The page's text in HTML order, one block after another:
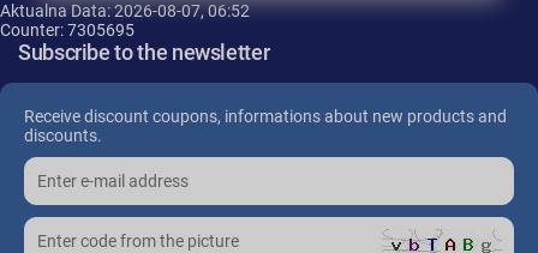
Aktualna Data: 2026-08-07, 06:52
Counter: 7305695
Subscribe to the newsletter
Receive discount coupons, informations about new products and
discounts.